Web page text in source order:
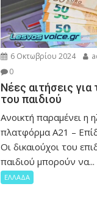
6 Οκτωβρίου 2024
0
Νέες αιτήσεις για
του παιδιού
Ανοικτή παραμένει η
πλατφόρμα Α21 –
Οι δικαιούχοι του
παιδιού μπορούν να...
ΕΛΛΑΔΑ